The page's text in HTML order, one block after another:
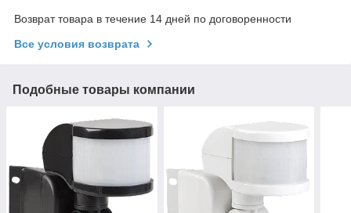
Возврат товара в течение 14 дней по договоренности
Все условия возврата
Подобные товары компании